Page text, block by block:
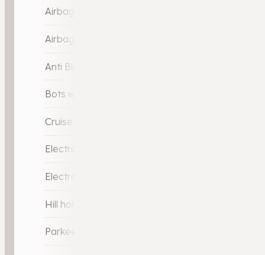
Airbag bestuurder
Airbag passagier
Anti Blokkeer Systeem (ABS)
Bots waarschuwing systeem
Cruise control
Electronic Brake Distribution (EBD)
Electronic Stability Program (ESP)
Hill hold-functie
Parkeer-assistent